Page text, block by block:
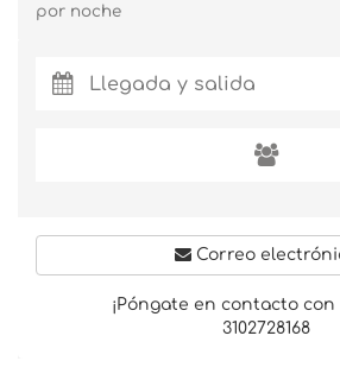
por noche
Correo
¡Póngate en contacto
3102728168